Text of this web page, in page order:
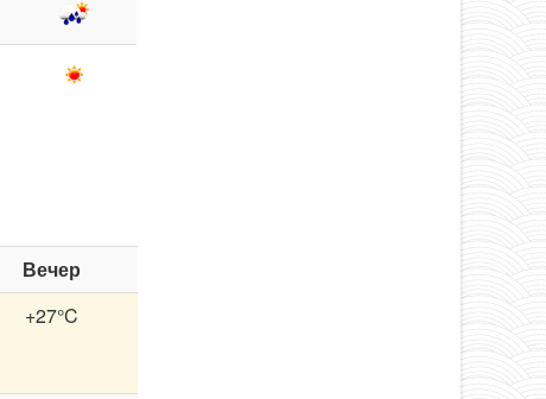
Вечер
+27°C